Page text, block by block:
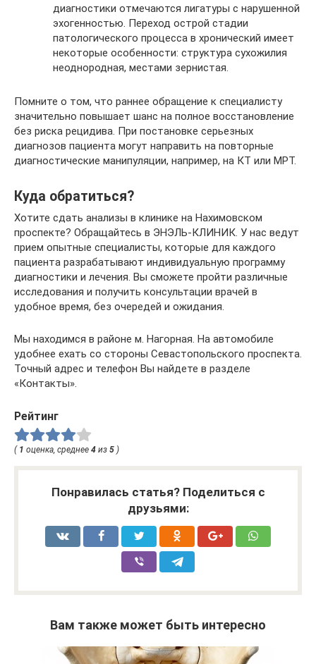
диагностики отмечаются лигатуры с нарушенной
эхогенностью. Переход острой стадии
патологического процесса в хронический имеет
некоторые особенности: структура сухожилия
неоднородная, местами зернистая.
Помните о том, что раннее обращение к специалисту
значительно повышает шанс на полное восстановление
без риска рецидива. При постановке серьезных
диагнозов пациента могут направить на повторные
диагностические манипуляции, например, на КТ или МРТ.
Куда обратиться?
Хотите сдать анализы в клинике на Нахимовском
проспекте? Обращайтесь в ЭНЭЛЬ-КЛИНИК. У нас ведут
прием опытные специалисты, которые для каждого
пациента разрабатывают индивидуальную программу
диагностики и лечения. Вы сможете пройти различные
исследования и получить консультации врачей в
удобное время, без очередей и ожидания.
Мы находимся в районе м. Нагорная. На автомобиле
удобнее ехать со стороны Севастопольского проспекта.
Точный адрес и телефон Вы найдете в разделе
«Контакты».
Рейтинг
( 1 оценка, среднее 4 из 5 )
Понравилась статья? Поделиться с
друзьями:
Вам также может быть интересно